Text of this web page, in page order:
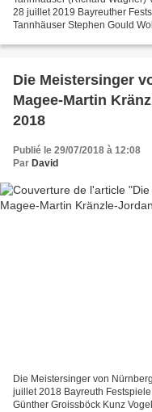
28 juillet 2019 Bayreuther
Tannhäuser Stephen Gould
Die Meistersinger
Magee-Martin
2018
Publié le 29/07/2018 à 12:08
Par David
Die Meistersinger von
juillet 2018 Bayreuth
Günther Groissböck Kunz